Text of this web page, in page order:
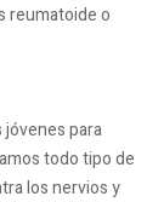
reumatoide o
jóvenes para
todo tipo de
los nervios y